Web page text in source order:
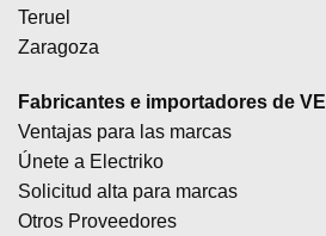
Teruel
Zaragoza
Fabricantes e importadores de VE
Ventajas para las marcas
Únete a Electriko
Solicitud alta para marcas
Otros Proveedores